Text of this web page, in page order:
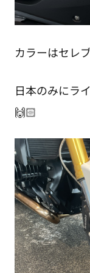
カラーはセレ
日本のみにラ
🙌🏻